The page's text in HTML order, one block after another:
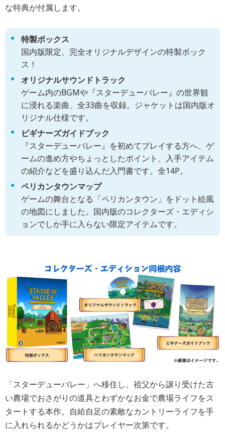
な特典が付属します。
特製ボックス
国内版限定、完全オリジナルデザインの特製ボック
ス！
オリジナルサウンドトラック
ゲーム内のBGMや『スターデューバレー』の世界観
に浸れる楽曲、全33曲を収録。ジャケットは国内版オ
リジナル仕様です。
ビギナーズガイドブック
『スターデューバレー』を初めてプレイする方へ、ゲ
ームの進め方やちょっとしたポイント、入手アイテム
の紹介などを盛り込んだ入門書です。全14P。
ペリカンタウンマップ
ゲームの舞台となる「ペリカンタウン」をドット絵風
の地図にしました。国内版のコレクターズ・エディシ
ョンでしか手に入らない限定アイテムです。
「スターデューバレー」へ移住し、祖父から譲り受けた古
い農場でおさがりの道具とわずかなお金で農場ライフをス
タートする本作。自給自足の素敵なカントリーライフを手
に入れられるかどうかはプレイヤー次第です。